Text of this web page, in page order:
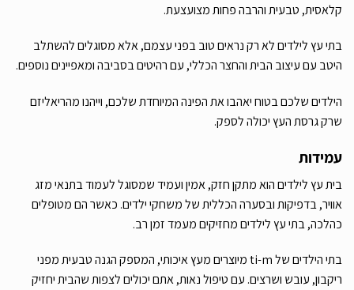
קלאסית, טבעית והרבה פחות מצועצעת.
בתי עץ לילדים לא רק נראים טוב בפני עצמם, אלא מסוגלים להשתלב
היטב עם עיצוב הבית והחצר הכללי, עם רהיטים בסביבה ומאפיינים נוספים.
הילדים שלכם בטוח יאהבו את הפינה המיוחדת שלכם, וייהנו מהריאליזם
שרק גרסת העץ יכולה לספק.
עמידות
בית עץ לילדים הוא מתקן חזק, אמין ועמיד שמסוגל לעמוד בתנאי מזג
אוויר, בדפיקות ובסערה הכללית של משחקי ילדים. כאשר הם מטופלים
כהלכה, בתי עץ לילדים מחזיקים מעמד זמן רב.
בתי הילדים של ti-m מיוצרים מעץ איכותי, המספק הגנה טבעית מפני
ריקבון, עובש ושרצים. עם טיפול נאות, אתם יכולים לצפות שהבית יחזיק